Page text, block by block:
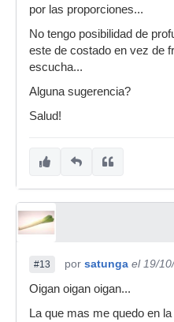
por las proporciones...
No tengo posibilidad de
este de costado en vez de
escucha...
Alguna sugerencia?
Salud!
#13 por satunga el 19/
Oigan oigan oigan...
La que mas me quedo en